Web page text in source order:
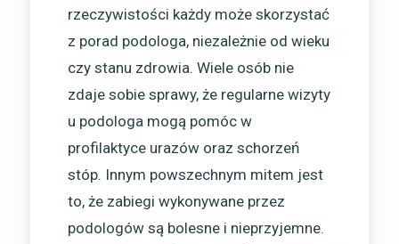
rzeczywistości każdy może skorzystać
z porad podologa, niezależnie od wieku
czy stanu zdrowia. Wiele osób nie
zdaje sobie sprawy, że regularne wizyty
u podologa mogą pomóc w
profilaktyce urazów oraz schorzeń
stóp. Innym powszechnym mitem jest
to, że zabiegi wykonywane przez
podologów są bolesne i nieprzyjemne.